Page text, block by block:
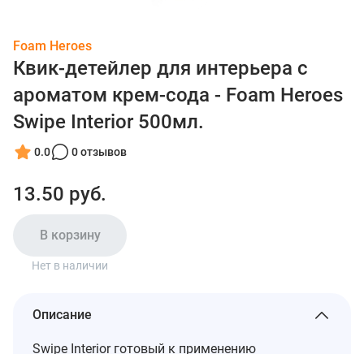
Foam Heroes
Квик-детейлер для интерьера c
ароматом крем-сода - Foam Heroes
Swipe Interior 500мл.
0.0 0 отзывов
13.50 руб.
В корзину
Нет в наличии
Описание
Swipe Interior готовый к применению